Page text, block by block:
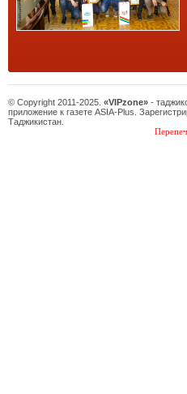
© Copyright 2011-2025. «VIPzone» -
приложение к газете ASIA-Plus.
Таджикистан.